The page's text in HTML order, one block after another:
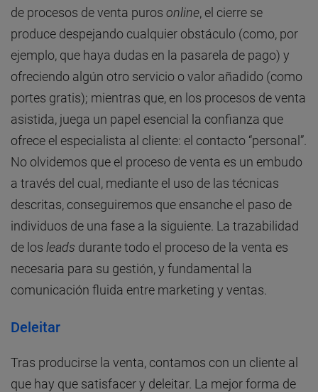
de procesos de venta puros online, el cierre se
produce despejando cualquier obstáculo (como, por
ejemplo, que haya dudas en la pasarela de pago) y
ofreciendo algún otro servicio o valor añadido (como
portes gratis); mientras que, en los procesos de venta
asistida, juega un papel esencial la confianza que
ofrece el especialista al cliente: el contacto “personal”.
No olvidemos que el proceso de venta es un embudo
a través del cual, mediante el uso de las técnicas
descritas, conseguiremos que ensanche el paso de
individuos de una fase a la siguiente. La trazabilidad
de los leads durante todo el proceso de la venta es
necesaria para su gestión, y fundamental la
comunicación fluida entre marketing y ventas.
Deleitar
Tras producirse la venta, contamos con un cliente al
que hay que satisfacer y deleitar. La mejor forma de